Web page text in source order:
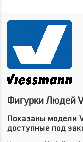
Фигурки Людей
Показаны модели
доступные под